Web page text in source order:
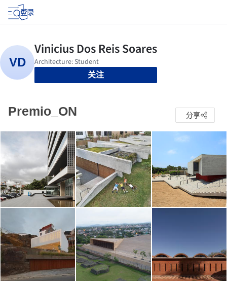
登录
关注
Premio_ON 分享